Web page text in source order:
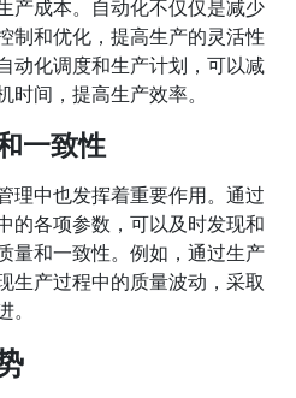
产成本。自动化不仅仅是减少
制和优化，提高生产的灵活性
动化调度和生产计划，可以减
间，提高生产效率。
一致性
理中也发挥着重要作用。通过
的各项参数，可以及时发现和
量和一致性。例如，通过生产
生产过程中的质量波动，采取